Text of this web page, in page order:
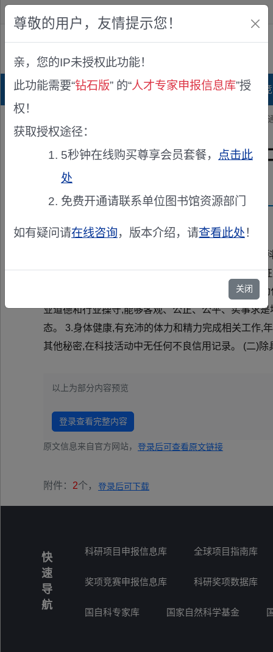
公众版
首页 科研项目库 项目指南库 奖项
> 关于征集漯河市科技专家（第二批）的
关于征集漯河市科技专家（第
发布机构：
各县区科技管理部门,各有关单位: 根据漯河
水平智库,更好的服务漯河科技创新高地建设,现公开
科)、机械、生物医药、农业、化工、材料、电气自
业道德和行业操守,能够客观、公正、公平、实事求
态。 3.身体健康,有充沛的体力和精力完成相关工作,
其他秘密,在科技活动中无任何不良信用记录。 (二)
以上为部分内容预览
登录查看完整内容
原文信息来自官方网站， 登录后可查看原文链接
附件： 2个， 登录后可下载
快
速
导
航
科研项目申报信息库 全球项目指南库
奖项竞赛申报信息库 科研奖项数据库
国自科专家库 国家自然科学基金
尊敬的用户，友情提示您！
亲，您的IP未授权此功能！
此功能需要“钻石版” 的“人才专家申报信息库”授
权！
获取授权途径：
5秒钟在线购买尊享会员套餐， 点击此
处
免费开通请联系单位图书馆资源部门
如有疑问请在线咨询，版本介绍，请查看此处！
关闭